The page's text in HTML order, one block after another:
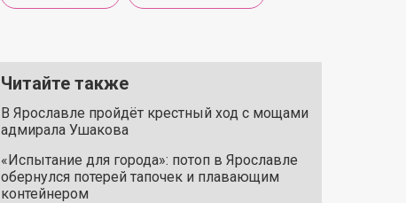
Читайте также
В Ярославле пройдёт крестный ход с мощами
адмирала Ушакова
«Испытание для города»: потоп в Ярославле
обернулся потерей тапочек и плавающим
контейнером